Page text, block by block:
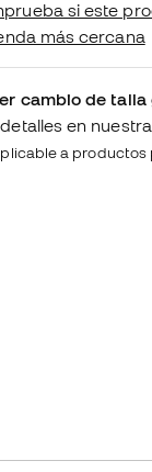
si este
más cercana
cambio de talla
en nuestra
a productos